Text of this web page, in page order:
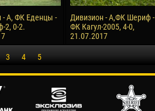
- А, ФК Еденцы -
2, 0-2.
Дивизион - А,ФК Шериф -
ФК Кагул-2005, 4-0,
21.07.2017
3 4 5